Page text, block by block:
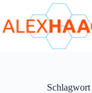
springen
Schlagwort